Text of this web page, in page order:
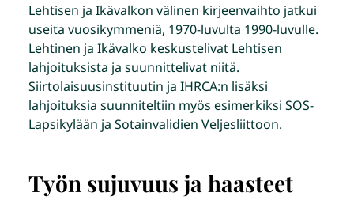
Lehtisen ja Ikävalkon välinen kirjeenvaihto jatkui
useita vuosikymmeniä, 1970-luvulta 1990-luvulle.
Lehtinen ja Ikävalko keskustelivat Lehtisen
lahjoituksista ja suunnittelivat niitä.
Siirtolaisuusinstituutin ja IHRCA:n lisäksi
lahjoituksia suunniteltiin myös esimerkiksi SOS-
Lapsikylään ja Sotainvalidien Veljesliittoon.
Työn sujuvuus ja haasteet